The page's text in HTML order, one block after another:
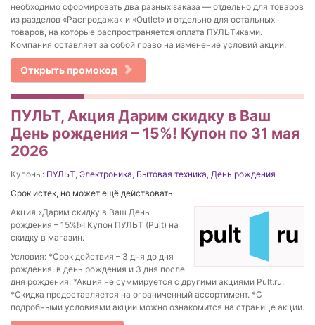
необходимо сформировать два разных заказа — отдельно для товаров
из разделов «Распродажа» и «Outlet» и отдельно для остальных
товаров, на которые распространяется оплата ПУЛЬТиками.
Компания оставляет за собой право на изменение условий акции.
Открыть промокод
ПУЛЬТ, Акция Дарим скидку в Ваш
День рождения – 15%! Купон по 31 мая
2026
Купоны: ПУЛЬТ Электроника Бытовая техника День рождения
Срок истек, но может ещё действовать
Акция «Дарим скидку в Ваш День
рождения – 15%!»! Купон ПУЛЬТ (Pult) на
скидку в магазин.
Условия: *Срок действия – 3 дня до дня
рождения, в день рождения и 3 дня после
дня рождения. *Акция не суммируется с другими акциями Pult.ru.
*Скидка предоставляется на ограниченный ассортимент. *С
подробными условиями акции можно ознакомится на странице акции.